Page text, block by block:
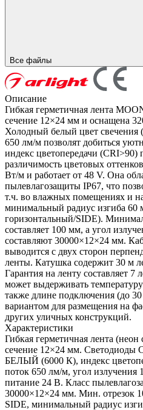
Все файлы
Описание
Гибкая герметичная лента
сечение 12×24 мм и оснащена
Холодный белый цвет свечения
650 лм/м позволят добиться
индекс цветопередачи (CRI>90)
различимость цветовых
Вт/м и работает от 48 V. Она
пылевлагозащиты IP67, что
т.ч. во влажных помещениях и
минимальный радиус изгиба 60
горизонтальный/SIDE).
составляет 100 мм, а угол
составляют 30000×12×24 мм.
выводится с двух сторон
ленты. Катушка содержит 30 м
Гарантия на ленту составляет 7
может выдерживать
также длине подключения (до
вариантом для размещения на
других уличных конструкций.
Характеристики
Гибкая герметичная лента
сечение 12×24 мм. Светодиоды
БЕЛЫЙ (6000 К), индекс
поток 650 лм/м, угол
питание 24 В. Класс
30000×12×24 мм. Мин. отрезок
SIDE, минимальный радиус